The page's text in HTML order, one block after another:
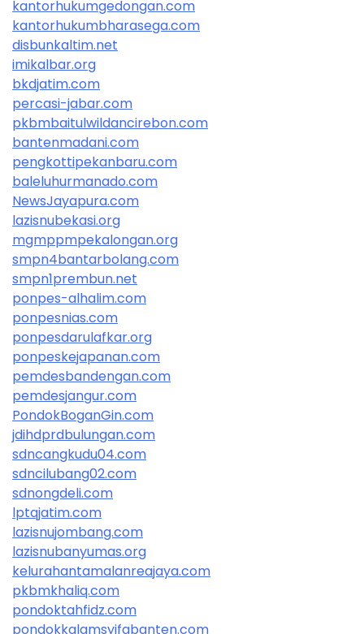
kantorhukumgedongan.com
kantorhukumbharasega.com
disbunkaltim.net
imikalbar.org
bkdjatim.com
percasi-jabar.com
pkbmbaitulwildancirebon.com
bantenmadani.com
pengkottipekanbaru.com
baleluhurmanado.com
NewsJayapura.com
lazisnubekasi.org
mgmppmpekalongan.org
smpn4bantarbolang.com
smpn1prembun.net
ponpes-alhalim.com
ponpesnias.com
ponpesdarulafkar.org
ponpeskejapanan.com
pemdesbandengan.com
pemdesjangur.com
PondokBoganGin.com
jdihdprdbulungan.com
sdncangkudu04.com
sdncilubang02.com
sdnongdeli.com
lptqjatim.com
lazisnujombang.com
lazisnubanyumas.org
kelurahantamalanreajaya.com
pkbmkhaliq.com
pondoktahfidz.com
pondokkalamsyifabanten.com